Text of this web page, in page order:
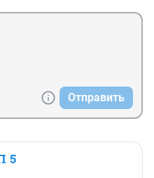
Отправить
5